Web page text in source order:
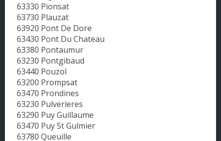
63330 Pionsat
63730 Plauzat
63920 Pont De Dore
63430 Pont Du Chateau
63380 Pontaumur
63230 Pontgibaud
63440 Pouzol
63200 Prompsat
63470 Prondines
63230 Pulverieres
63290 Puy Guillaume
63470 Puy St Gulmier
63780 Queuille